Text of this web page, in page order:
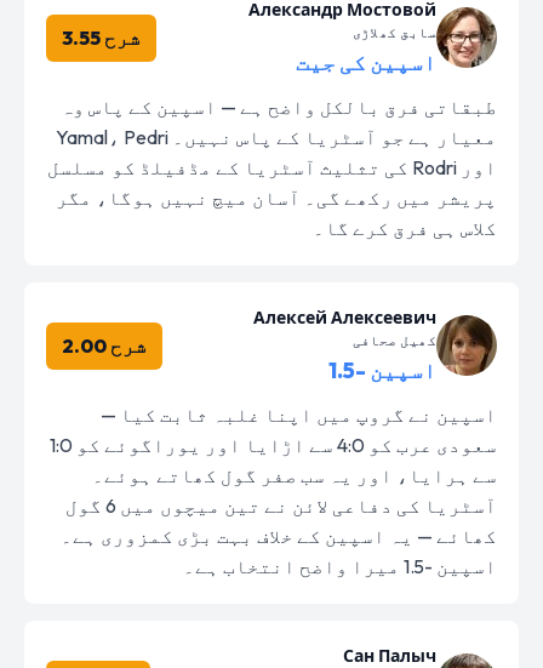
Александр Мостовой
سابق کھلاڑی
اسپین کی جیت
شرح 3.55
طبقاتی فرق بالکل واضح ہے — اسپین کے پاس وہ
معیار ہے جو آسٹریا کے پاس نہیں۔ Yamal، Pedri
اور Rodri کی تثلیث آسٹریا کے مڈفیلڈ کو مسلسل
پریشر میں رکھے گی۔ آسان میچ نہیں ہوگا، مگر
کلاس ہی فرق کرے گا۔
Алексей Алексеевич
کھیل صحافی
اسپین -1.5
شرح 2.00
اسپین نے گروپ میں اپنا غلبہ ثابت کیا —
سعودی عرب کو 4:0 سے اڑایا اور یوراگوئے کو 1:0
سے ہرایا، اور یہ سب صفر گول کھاتے ہوئے۔
آسٹریا کی دفاعی لائن نے تین میچوں میں 6 گول
کھائے — یہ اسپین کے خلاف بہت بڑی کمزوری ہے۔
اسپین -1.5 میرا واضح انتخاب ہے۔
Сан Палыч